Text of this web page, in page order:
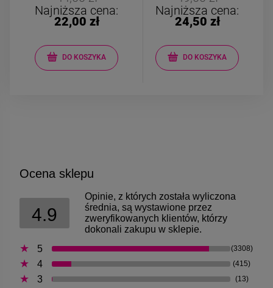
Najniższa cena:
22,00 zł
DO KOSZYKA
Najniższa cena:
24,50 zł
DO KOSZYKA
Ocena sklepu
4.9
Opinie, z których została wyliczona
średnia, są wystawione przez
zweryfikowanych klientów, którzy
dokonali zakupu w sklepie.
5
(3308)
4 (415)
3 (13)